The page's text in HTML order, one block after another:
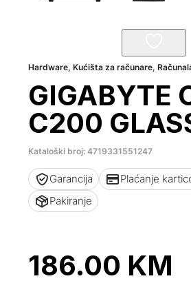
Hardware,Kućišta za računare,
GIGABYTE
C200
Kataloški broj: 4719331551247
Garancija Plaćanje
Pakiranje
186.00 KM